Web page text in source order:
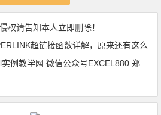
权请告知本人立即删除！
超链接函数详解，原来还有这么
例教学网 微信公众号EXCEL880 郑